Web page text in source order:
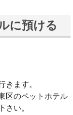
に預ける
きます。
区のペットホテル
さい。